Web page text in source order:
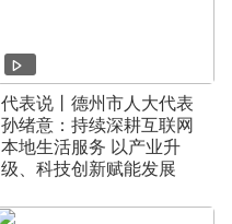
代表说丨德州市人大代表
孙绪意：持续深耕互联网
本地生活服务 以产业升
级、科技创新赋能发展